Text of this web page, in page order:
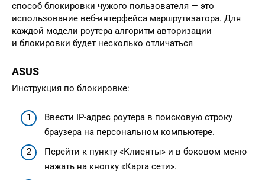
способ блокировки чужого пользователя — это
использование веб-интерфейса маршрутизатора. Для
каждой модели роутера алгоритм авторизации
и блокировки будет несколько отличаться
ASUS
Инструкция по блокировке:
Ввести IP-адрес роутера в поисковую строку
браузера на персональном компьютере.
Перейти к пункту «Клиенты» и в боковом меню
нажать на кнопку «Карта сети».